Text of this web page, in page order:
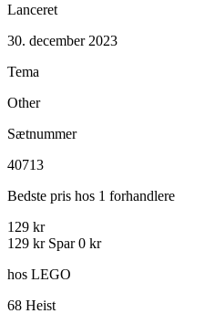
Lanceret
30. december 2023
Tema
Other
Sætnummer
40713
Bedste pris hos 1 forhandlere
129 kr
129 kr Spar 0 kr
hos LEGO
68 Heist